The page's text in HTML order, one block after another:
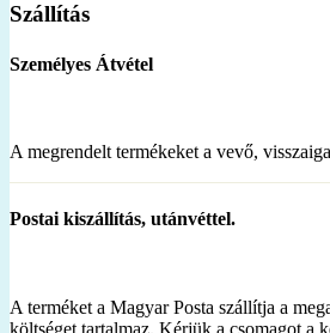
Szállítás
Személyes Átvétel
A megrendelt termékeket a vevő,
Postai kiszállítás, utánvéttel.
A terméket a Magyar Posta szállítja a
költséget tartalmaz. Kérjük a csomagot a